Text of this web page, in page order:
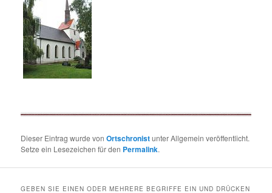
Dieser Eintrag wurde vonOrtschronistunter Allgemein veröffentlicht.
Setze ein Lesezeichen für den Permalink.
GEBEN SIE EINEN ODER MEHRERE BEGRIFFE EIN UND DRÜCKEN